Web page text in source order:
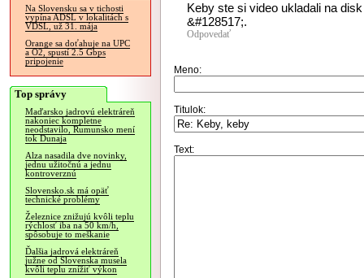
Na Slovensku sa v tichosti
vypína ADSL v lokalitách s
VDSL, už 31. mája
Orange sa doťahuje na UPC
a O2, spustí 2.5 Gbps
pripojenie
Top správy
Maďarsko jadrovú elektráreň
nakoniec kompletne
neodstavilo, Rumunsko mení
tok Dunaja
Alza nasadila dve novinky,
jednu užitočnú a jednu
kontroverznú
Slovensko.sk má opäť
technické problémy
Železnice znižujú kvôli teplu
rýchlosť iba na 50 km/h,
spôsobuje to meškanie
Ďalšia jadrová elektráreň
južne od Slovenska musela
kvôli teplu znížiť výkon
Keby ste si video ukladali na
&#128517;.
Odpovedať
Meno:
Titulok:
Text: